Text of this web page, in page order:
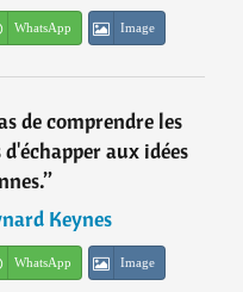
WhatsApp Image
de comprendre les
aux idées
”
Keynes
WhatsApp Image